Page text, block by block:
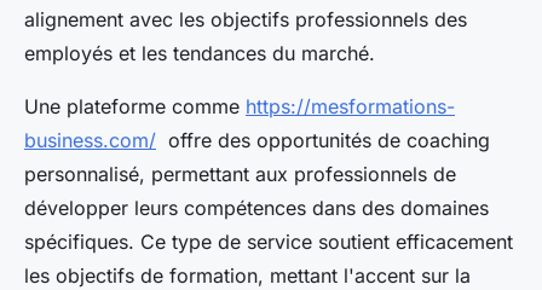
alignement avec les objectifs professionnels des
employés et les tendances du marché.
Une plateforme comme https://mesformations-
business.com/ offre des opportunités de coaching
personnalisé, permettant aux professionnels de
développer leurs compétences dans des domaines
spécifiques. Ce type de service soutient efficacement
les objectifs de formation, mettant l'accent sur la